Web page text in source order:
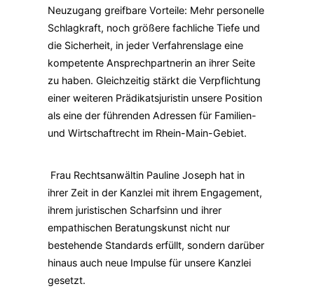
Neuzugang greifbare Vorteile: Mehr personelle
Schlagkraft, noch größere fachliche Tiefe und
die Sicherheit, in jeder Verfahrenslage eine
kompetente Ansprechpartnerin an ihrer Seite
zu haben. Gleichzeitig stärkt die Verpflichtung
einer weiteren Prädikatsjuristin unsere Position
als eine der führenden Adressen für Familien-
und Wirtschaftrecht im Rhein-Main-Gebiet.
Frau Rechtsanwältin Pauline Joseph hat in
ihrer Zeit in der Kanzlei mit ihrem Engagement,
ihrem juristischen Scharfsinn und ihrer
empathischen Beratungskunst nicht nur
bestehende Standards erfüllt, sondern darüber
hinaus auch neue Impulse für unsere Kanzlei
gesetzt.